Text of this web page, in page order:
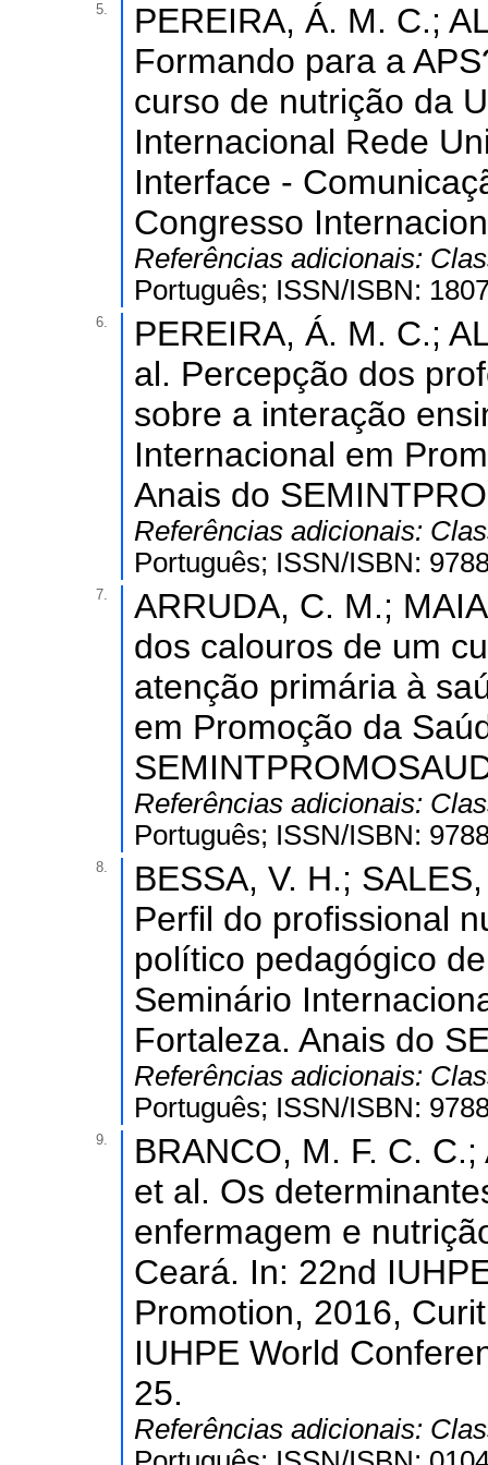
5.
PEREIRA, Á. M. C.;
Formando para a
curso de nutrição da
Internacional Rede
Interface -
Congresso
Referências adicionais:
Português; ISSN/ISBN:
6.
PEREIRA, Á. M. C.;
al. Percepção dos
sobre a interação
Internacional em
Anais do
Referências adicionais:
Português; ISSN/ISBN:
7.
ARRUDA, C. M.;
dos calouros de um
atenção primária à
em Promoção da
Referências adicionais:
Português; ISSN/ISBN:
8.
BESSA, V. H.;
Perfil do profissional
político pedagógico
Seminário
Fortaleza. Anais do
Referências adicionais:
Português; ISSN/ISBN:
9.
BRANCO, M. F. C.
et al. Os
enfermagem e
Ceará. In: 22nd
Promotion, 2016,
IUHPE World
25.
Referências adicionais: